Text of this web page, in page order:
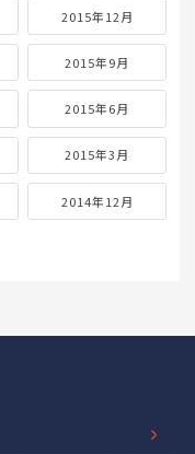
2015年12月
2015年9月
2015年6月
2015年3月
2014年12月